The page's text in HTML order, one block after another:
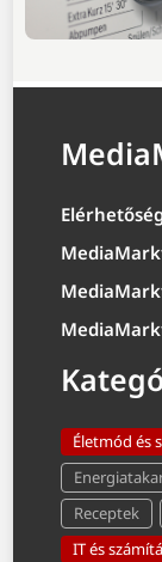
Életmód és
Receptek
IT és